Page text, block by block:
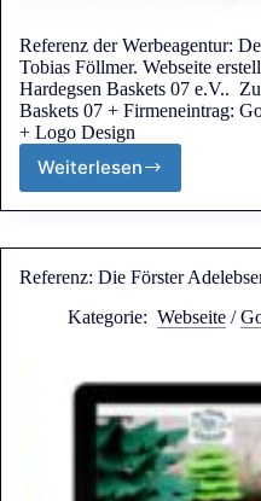
Referenz der Werbeagentur:
Tobias Föllmer. Webseite
Hardegsen Baskets 07 e.V..
Baskets 07 + Firmeneintrag:
+ Logo Design
Weiterlesen
Referenz: Die Förster
Kategorie: Webseite /